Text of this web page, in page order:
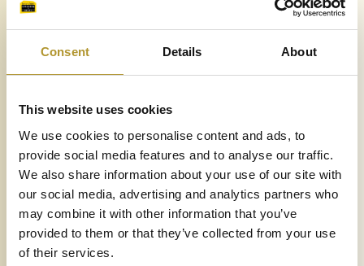
Consent Details About
This website uses cookies
We use cookies to personalise content and ads, to
provide social media features and to analyse our traffic.
We also share information about your use of our site with
our social media, advertising and analytics partners who
may combine it with other information that you’ve
provided to them or that they’ve collected from your use
of their services.
Vad kostar catering
och hur beställar
man via er?
kostar det?
När måste man
senast beställa eller
ändra antal på
beställningen?
Hur levereras maten
och hur är den